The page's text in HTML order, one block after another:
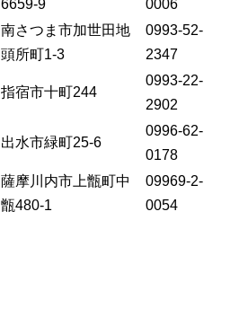
6659-9
0006
南さつま市加世田地
頭所町1-3
0993-52-
2347
指宿市十町244
0993-22-
2902
出水市緑町25-6
0996-62-
0178
薩摩川内市上甑町中
甑480-1
09969-2-
0054